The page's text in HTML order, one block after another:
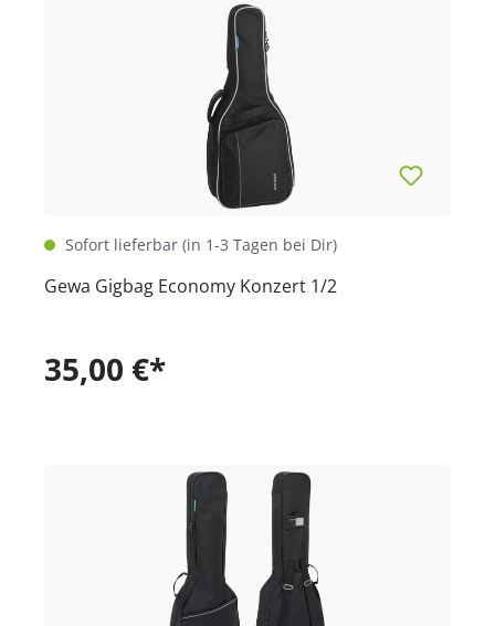
Sofort lieferbar (in 1-3 Tagen bei Dir)
Gewa Gigbag Economy Konzert 1/2
35,00 €*